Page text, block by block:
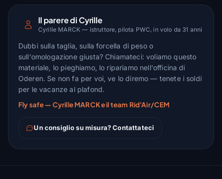
Il parere di Cyrille
Cyrille MARCK — istruttore, pilota PWC, in volo da 31 anni
Dubbi sulla taglia, sulla forcella di peso o
sull'omologazione giusta? Chiamateci: voliamo questo
materiale, lo pieghiamo, lo ripariamo nell'officina di
Oderen. Se non fa per voi, ve lo diremo — tenete i soldi
per le vacanze al plafond.
Fly safe — Cyrille MARCK e il team Rid'Air/CEM
Un consiglio su misura? Contattateci